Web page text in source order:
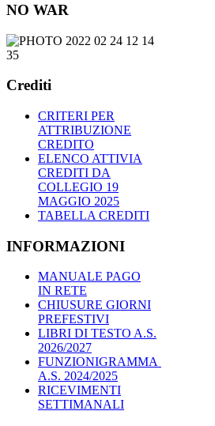
NO WAR
Crediti
CRITERI PER
ATTRIBUZIONE
CREDITO
ELENCO ATTIVIA
CREDITI DA
COLLEGIO 19
MAGGIO 2025
TABELLA CREDITI
INFORMAZIONI
MANUALE PAGO
IN RETE
CHIUSURE GIORNI
PREFESTIVI
LIBRI DI TESTO A.S.
2026/2027
FUNZIONIGRAMMA
A.S. 2024/2025
RICEVIMENTI
SETTIMANALI